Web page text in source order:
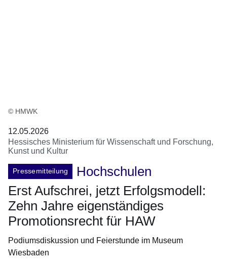
© HMWK
12.05.2026
Hessisches Ministerium für Wissenschaft und Forschung,
Kunst und Kultur
Pressemitteilung
Hochschulen
Erst Aufschrei, jetzt Erfolgsmodell:
Zehn Jahre eigenständiges
Promotionsrecht für HAW
Podiumsdiskussion und Feierstunde im Museum
Wiesbaden